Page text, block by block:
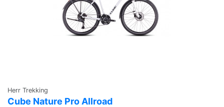
Herr Trekking
Cube Nature Pro Allroad